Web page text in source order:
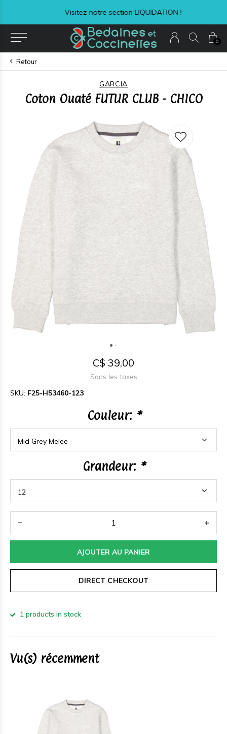
0
Visitez notre section LIQUIDATION !
Retour
GARCIA
Coton Ouaté FUTUR CLUB - CHICO
C$ 39,00
Sans les taxes
SKU: F25-H53460-123
Couleur: *
Grandeur: *
AJOUTER AU PANIER
DIRECT CHECKOUT
1 products in stock
Vu(s) récemment